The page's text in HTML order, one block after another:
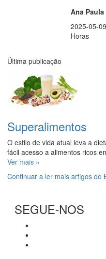
Ana Paula
2025-05-
Horas
Última publicação
Superalimentos
O estilo de vida atual leva a
fácil acesso a alimentos ricos
Ver mais »
Continuar a ler mais artigos do
SEGUE-NOS